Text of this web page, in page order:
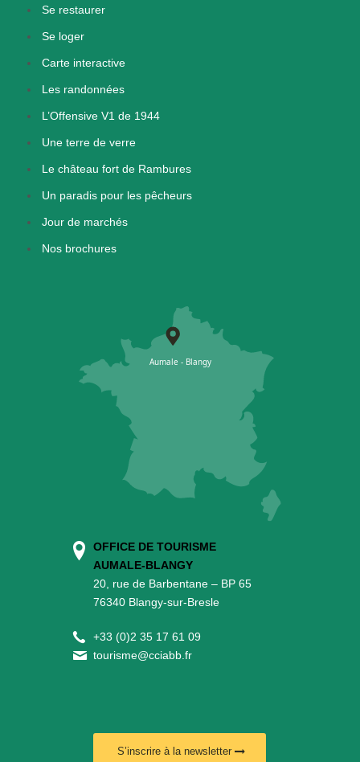
Se restaurer
Se loger
Carte interactive
Les randonnées
L’Offensive V1 de 1944
Une terre de verre
Le château fort de Rambures
Un paradis pour les pêcheurs
Jour de marchés
Nos brochures
OFFICE DE TOURISME
AUMALE-BLANGY
20, rue de Barbentane – BP 65
76340 Blangy-sur-Bresle
+33 (0)2 35 17 61 09
tourisme@cciabb.fr
S’inscrire à la newsletter